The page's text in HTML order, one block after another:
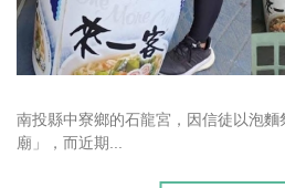
南投縣中寮鄉的石龍宮，因信徒以泡
廟」，而近期...